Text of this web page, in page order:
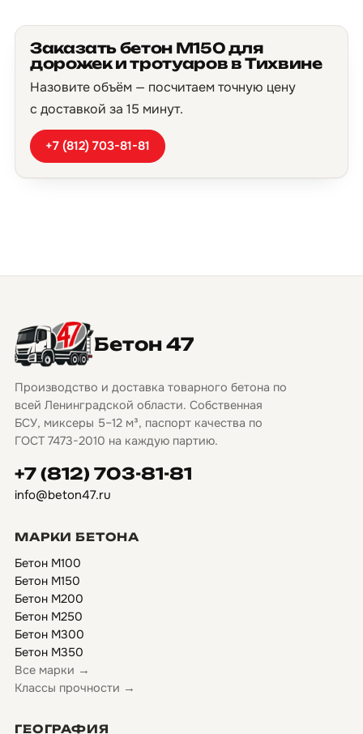
Заказать бетон М150 для
дорожек и тротуаров в Тихвине
Назовите объём — посчитаем точную цену
с доставкой за 15 минут.
+7 (812) 703-81-81
Бетон 47
Производство и доставка товарного бетона по
всей Ленинградской области. Собственная
БСУ, миксеры 5–12 м³, паспорт качества по
ГОСТ 7473-2010 на каждую партию.
+7 (812) 703-81-81
info@beton47.ru
МАРКИ БЕТОНА
Бетон М100
Бетон М150
Бетон М200
Бетон М250
Бетон М300
Бетон М350
Все марки →
Классы прочности →
ГЕОГРАФИЯ